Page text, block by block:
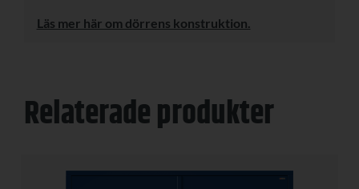
Läs mer här om dörrens konstruktion.
Relaterade produkter